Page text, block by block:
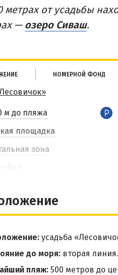
метрах от усадьбы
— озеро Сиваш.
НОМЕРНОЙ ФОНД
м до пляжа
площадка
зона
усадьба
до моря: вторая линия.
пляж: 500 метров до